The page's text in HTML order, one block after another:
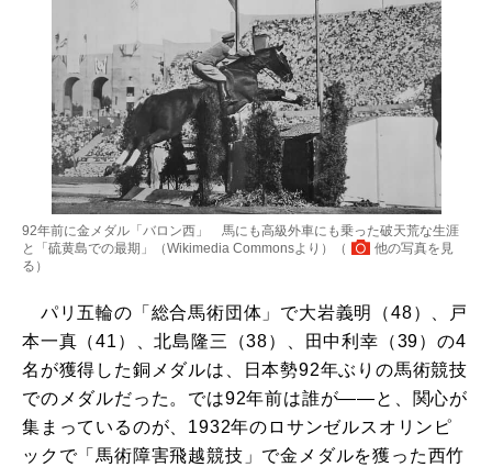
92年前に金メダル「バロン西」 馬にも高級外車にも乗った破天荒な生涯
と「硫黄島での最期」（Wikimedia Commonsより）（
他の写真を見
る ）
パリ五輪の「総合馬術団体」で大岩義明（48）、戸
本一真（41）、北島隆三（38）、田中利幸（39）の4
名が獲得した銅メダルは、日本勢92年ぶりの馬術競技
でのメダルだった。では92年前は誰が――と、関心が
集まっているのが、1932年のロサンゼルスオリンピ
ックで「馬術障害飛越競技」で金メダルを獲った西竹